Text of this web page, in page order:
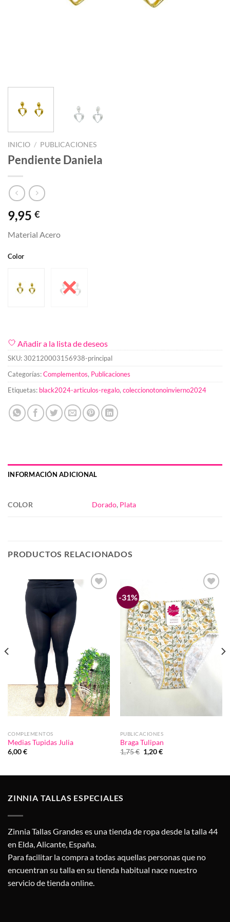
INICIO / PUBLICACIONES
Pendiente Daniela
9,95 €
Material Acero
Color
Añadir a la lista de deseos
SKU: 302120003156938-principal
Categorías:Complementos, Publicaciones
Etiquetas: black2024-articulos-regalo, coleccionotonoinvierno2024
INFORMACIÓN ADICIONAL
COLOR Dorado, Plata
PRODUCTOS RELACIONADOS
COMPLEMENTOS
Medias Tupidas Julia
6,00€
-31%
Añadir
a la
lista de
deseos
PUBLICACIONES
Braga Tulipan
1,75€ El
precio
1,75 €.
1,20€El
1,20 €.
ZINNIA TALLAS ESPECIALES
Zinnia Tallas Grandes es una tienda de ropa desde la talla 44
en Elda, Alicante, España.
Para facilitar la compra a todas aquellas personas que no
encuentran su talla en su tienda habitual nace nuestro
servicio de tienda online.